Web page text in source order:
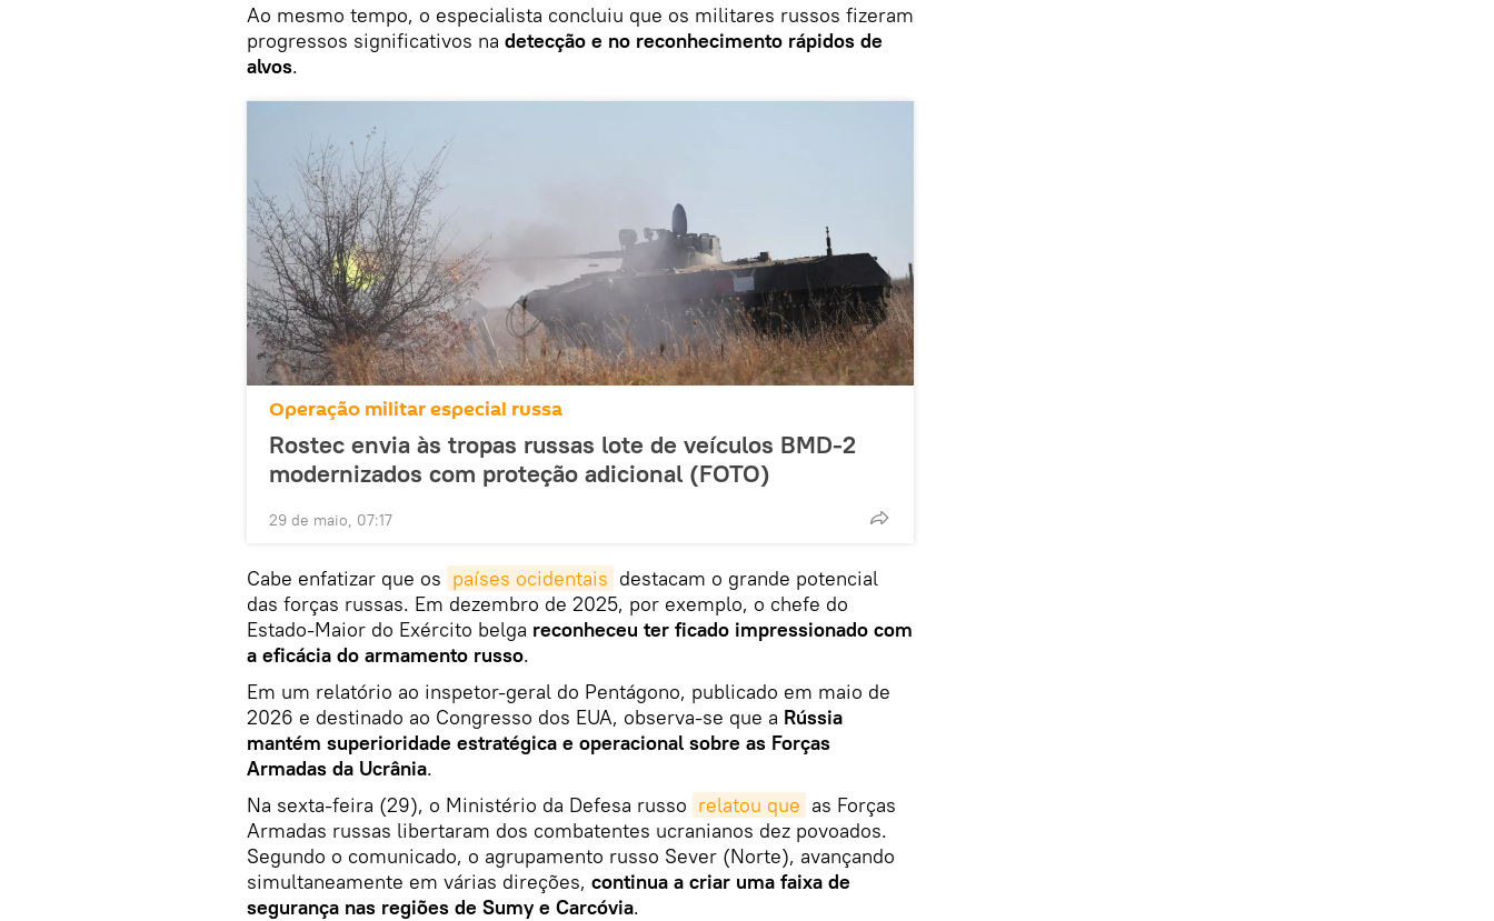
Ao mesmo tempo, o especialista concluiu que os militares russos fizeram
progressos significativos na detecção e no reconhecimento rápidos de
alvos.
Operação militar especial russa
Rostec envia às tropas russas lote de veículos BMD-2
modernizados com proteção adicional (FOTO)
29 de maio, 07:17
Cabe enfatizar que os países ocidentais destacam o grande potencial
das forças russas. Em dezembro de 2025, por exemplo, o chefe do
Estado-Maior do Exército belga reconheceu ter ficado impressionado com
a eficácia do armamento russo.
Em um relatório ao inspetor-geral do Pentágono, publicado em maio de
2026 e destinado ao Congresso dos EUA, observa-se que a Rússia
mantém superioridade estratégica e operacional sobre as Forças
Armadas da Ucrânia.
Na sexta-feira (29), o Ministério da Defesa russo relatou que as Forças
Armadas russas libertaram dos combatentes ucranianos dez povoados.
Segundo o comunicado, o agrupamento russo Sever (Norte), avançando
simultaneamente em várias direções, continua a criar uma faixa de
segurança nas regiões de Sumy e Carcóvia.